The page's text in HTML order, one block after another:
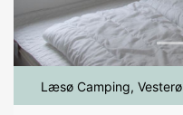
Læsø Camping, Vesterø